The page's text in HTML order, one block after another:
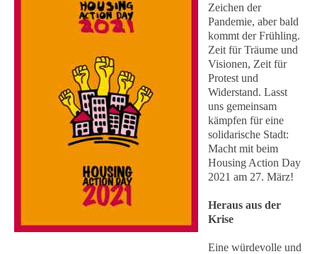
Zeichen der
Pandemie, aber bald
kommt der Frühling.
Zeit für Träume und
Visionen, Zeit für
Protest und
Widerstand. Lasst
uns gemeinsam
kämpfen für eine
solidarische Stadt:
Macht mit beim
Housing Action Day
2021 am 27. März!
Heraus aus der
Krise
Eine würdevolle und